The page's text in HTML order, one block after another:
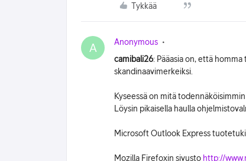
Tykkää
A Anonymous
camibali26: Pääasia on, että
skandinaavimerkeiksi.
Kyseessä on mitä
Löysin pikaisella haulla
Microsoft Outlook Express
Mozilla Firefoxin sivusto http://